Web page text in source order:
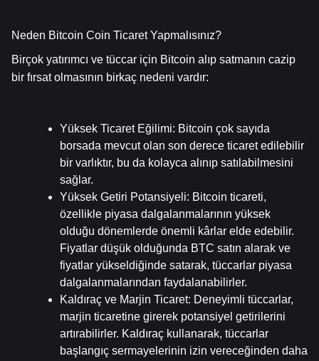
Neden Bitcoin Coin Ticaret Yapmalısınız?
Birçok yatırımcı ve tüccar için Bitcoin alıp satmanın cazip
bir fırsat olmasının birkaç nedeni vardır:
Yüksek Ticaret Eğilimi: Bitcoin çok sayıda
borsada mevcut olan son derece ticaret edilebilir
bir varlıktır, bu da kolayca alınıp satılabilmesini
sağlar.
Yüksek Getiri Potansiyeli: Bitcoin ticareti,
özellikle piyasa dalgalanmalarının yüksek
olduğu dönemlerde önemli kârlar elde edebilir.
Fiyatlar düşük olduğunda BTC satın alarak ve
fiyatlar yükseldiğinde satarak, tüccarlar piyasa
dalgalanmalarından faydalanabilirler.
Kaldıraç ve Marjin Ticaret: Deneyimli tüccarlar,
marjin ticaretine girerek potansiyel getirilerini
artırabilirler. Kaldıraç kullanarak, tüccarlar
başlangıç sermayelerinin izin vereceğinden daha